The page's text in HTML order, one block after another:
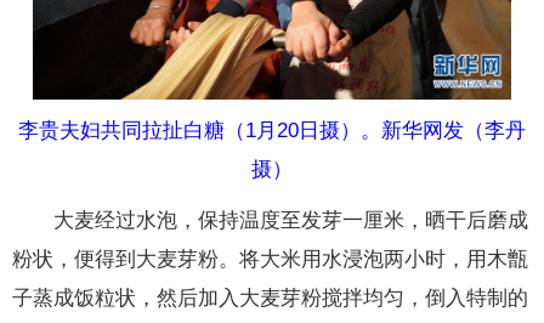
李贵夫妇共同拉扯白糖（1月20日摄）。新华网发（李丹
摄）
大麦经过水泡，保持温度至发芽一厘米，晒干后磨成
粉状，便得到大麦芽粉。将大米用水浸泡两小时，用木甑
子蒸成饭粒状，然后加入大麦芽粉搅拌均匀，倒入特制的